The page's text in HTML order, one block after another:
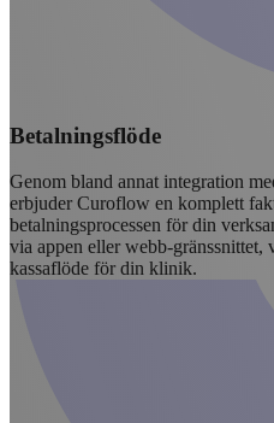
Betalningsflöde
Genom bland annat integration
erbjuder Curoflow en komplett
betalningsprocessen för din
via appen eller webb-
kassaflöde för din klinik.